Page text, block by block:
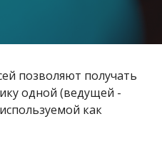
позволяют получать
одной (ведущей -
как